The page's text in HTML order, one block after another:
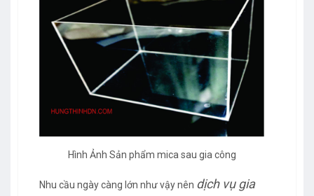
Hình Ảnh Sản phẩm mica sau gia công
Nhu cầu ngày càng lớn như vậy nên dịch vụ gia